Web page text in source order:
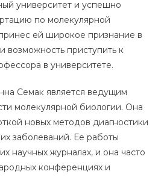
университет и успешно
по молекулярной
ей широкое признание в
возможность приступить к
в университете.
Семак является ведущим
молекулярной биологии. Она
новых методов диагностики
заболеваний. Ее работы
научных журналах, и она часто
конференциях и